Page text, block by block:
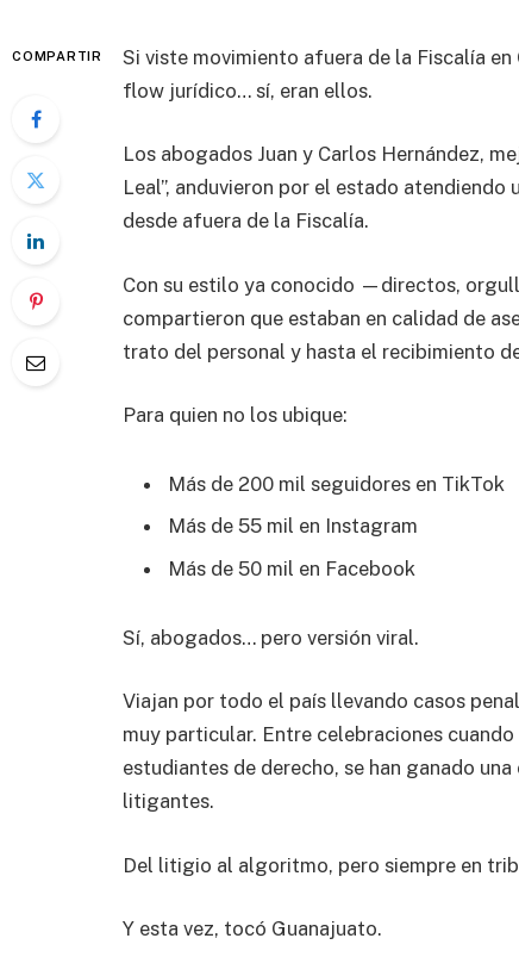
COMPARTIR
Si viste movimiento afuera de la Fiscalía
flow jurídico… sí, eran ellos.
Los abogados Juan y Carlos Hernández,
Leal”, anduvieron por el estado
desde afuera de la Fiscalía.
Con su estilo ya conocido —directos,
compartieron que estaban en calidad de
trato del personal y hasta el recibimiento
Para quien no los ubique:
Más de 200 mil seguidores en TikTok
Más de 55 mil en Instagram
Más de 50 mil en Facebook
Sí, abogados… pero versión viral.
Viajan por todo el país llevando casos
muy particular. Entre celebraciones
estudiantes de derecho, se han ganado
litigantes.
Del litigio al algoritmo, pero siempre en
Y esta vez, tocó Guanajuato.